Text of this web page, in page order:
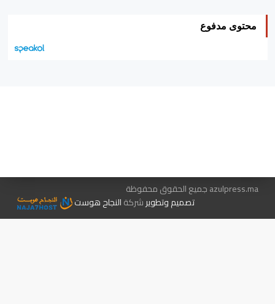
محتوى مدفوع
azulpress.ma جميع الحقوق محفوظة
تصميم وتطويرشركةالنجاح هوست